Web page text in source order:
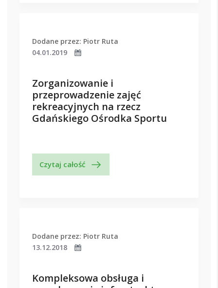
Dodane przez: Piotr Ruta
04.01.2019
Zorganizowanie i
przeprowadzenie zajęć
rekreacyjnych na rzecz
Gdańskiego Ośrodka Sportu
Czytaj całość
Dodane przez: Piotr Ruta
13.12.2018
Kompleksowa obsługa i